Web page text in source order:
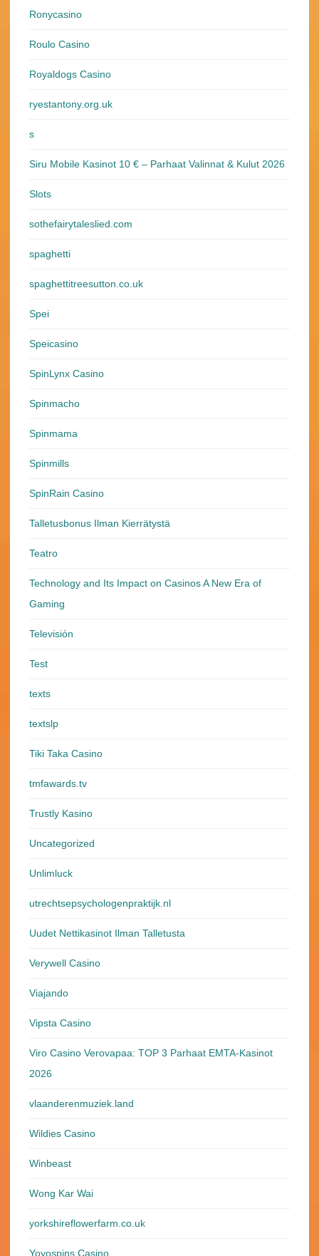
Ronycasino
Roulo Casino
Royaldogs Casino
ryestantony.org.uk
s
Siru Mobile Kasinot 10 € – Parhaat Valinnat & Kulut 2026
Slots
sothefairytaleslied.com
spaghetti
spaghettitreesutton.co.uk
Spei
Speicasino
SpinLynx Casino
Spinmacho
Spinmama
Spinmills
SpinRain Casino
Talletusbonus Ilman Kierrätystä
Teatro
Technology and Its Impact on Casinos A New Era of
Gaming
Televisión
Test
texts
textslp
Tiki Taka Casino
tmfawards.tv
Trustly Kasino
Uncategorized
Unlimluck
utrechtsepsychologenpraktijk.nl
Uudet Nettikasinot Ilman Talletusta
Verywell Casino
Viajando
Vipsta Casino
Viro Casino Verovapaa: TOP 3 Parhaat EMTA-Kasinot
2026
vlaanderenmuziek.land
Wildies Casino
Winbeast
Wong Kar Wai
yorkshireflowerfarm.co.uk
Yoyospins Casino